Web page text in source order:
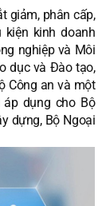
giảm, phân cấp,
kinh doanh
nghiệp và Môi
dục và Đào tạo,
Công an và một
dụng cho Bộ
dựng, Bộ Ngoại